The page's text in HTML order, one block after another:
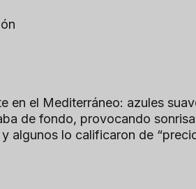
en el Mediterráneo: azules
de fondo, provocando
algunos lo calificaron de